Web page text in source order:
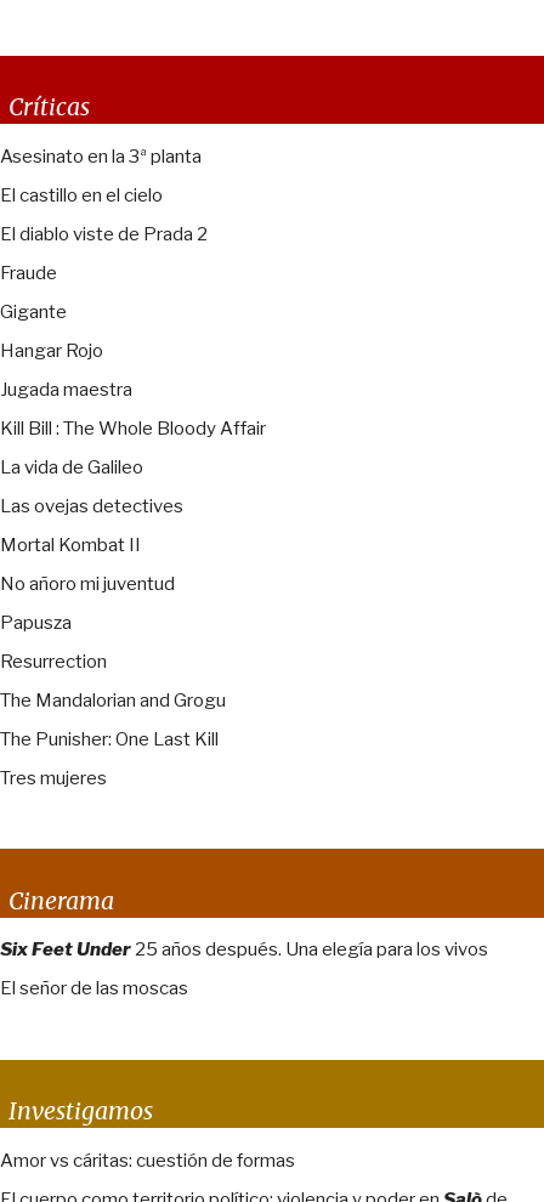
Críticas
Asesinato en la 3ª planta
El castillo en el cielo
El diablo viste de Prada 2
Fraude
Gigante
Hangar Rojo
Jugada maestra
Kill Bill : The Whole Bloody Affair
La vida de Galileo
Las ovejas detectives
Mortal Kombat II
No añoro mi juventud
Papusza
Resurrection
The Mandalorian and Grogu
The Punisher: One Last Kill
Tres mujeres
Cinerama
Six Feet Under 25 años después. Una elegía para los vivos
El señor de las moscas
Investigamos
Amor vs cáritas: cuestión de formas